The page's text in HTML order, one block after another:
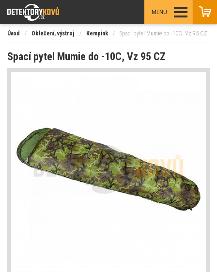
MENU
Úvod / Oblečení, výstroj / Kempink / Spací pytel Mumie do -10C, Vz 95 CZ
Spací pytel Mumie do -10C, Vz 95 CZ